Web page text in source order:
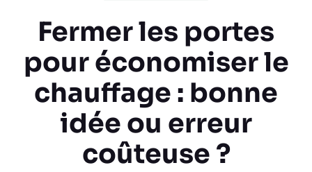
Fermer les portes
pour économiser le
chauffage : bonne
idée ou erreur
coûteuse ?